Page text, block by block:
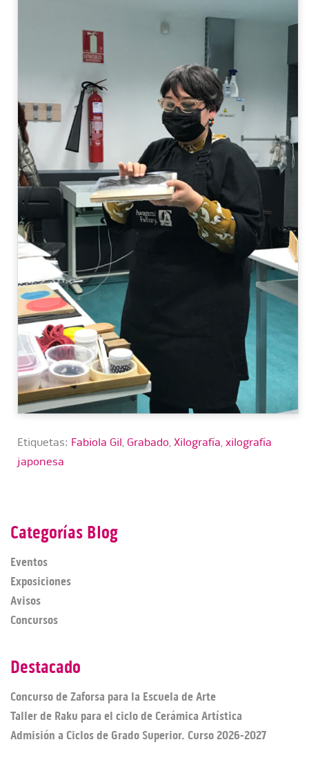
Etiquetas: Fabiola Gil, Grabado, Xilografía, xilografía
japonesa
Categorías Blog
Eventos
Exposiciones
Avisos
Concursos
Destacado
Concurso de Zaforsa para la Escuela de Arte
Taller de Raku para el ciclo de Cerámica Artística
Admisión a Ciclos de Grado Superior. Curso 2026-2027